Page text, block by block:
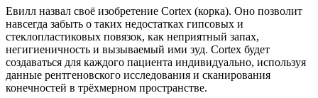
Евилл назвал своё изобретение Cortex (корка). Оно позволит
навсегда забыть о таких недостатках гипсовых и
стеклопластиковых повязок, как неприятный запах,
негигиеничность и вызываемый ими зуд. Cortex будет
создаваться для каждого пациента индивидуально, используя
данные рентгеновского исследования и сканирования
конечностей в трёхмерном пространстве.